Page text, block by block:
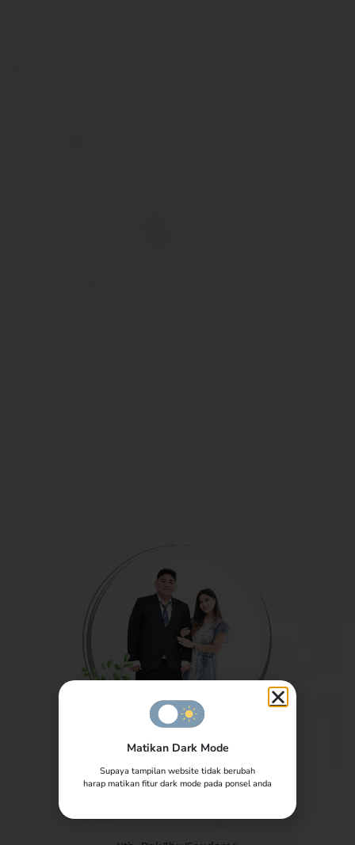
The Wedding of
Matikan Dark Mode
Supaya tampilan website tidak berubah
harap matikan fitur dark mode pada ponsel anda